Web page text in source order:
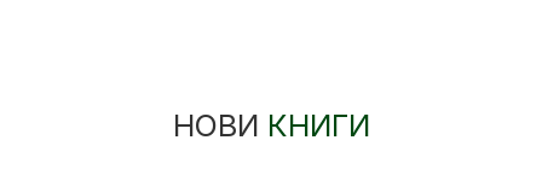
НОВИ КНИГИ